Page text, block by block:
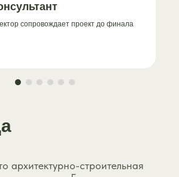
сопровождает проект до финала
архитектурно-строительная